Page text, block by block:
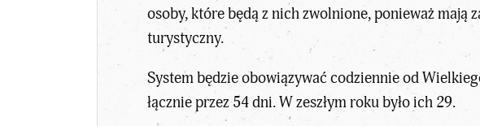
osoby, które będą z nich zwolnione, ponieważ
turystyczny.
System będzie obowiązywać codziennie od
łącznie przez 54 dni. W zeszłym roku było ich 29.